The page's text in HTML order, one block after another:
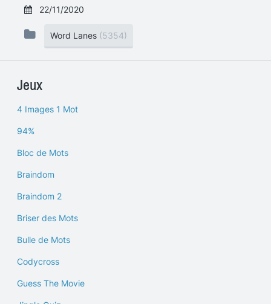
22/11/2020
Word Lanes (5354)
Jeux
4 Images 1 Mot
94%
Bloc de Mots
Braindom
Braindom 2
Briser des Mots
Bulle de Mots
Codycross
Guess The Movie